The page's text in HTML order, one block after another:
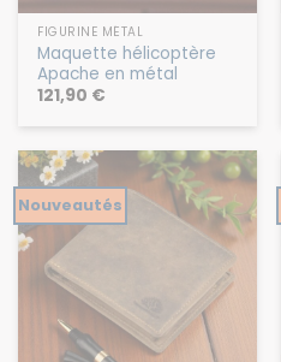
FIGURINE MÉTAL
Maquette hélicoptère
Apache en métal
121,90 €
Nouveautés